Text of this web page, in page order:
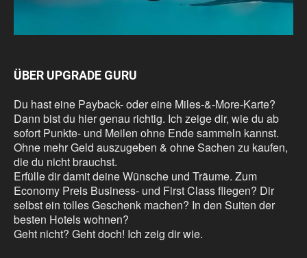
ÜBER UPGRADE GURU
Du hast eine Payback- oder eine Miles-&-More-Karte?
Dann bist du hier genau richtig. Ich zeige dir, wie du ab
sofort Punkte- und Meilen ohne Ende sammeln kannst.
Ohne mehr Geld auszugeben & ohne Sachen zu kaufen,
die du nicht brauchst.
Erfülle dir damit deine Wünsche und Träume. Zum
Economy Preis Business- und First Class fliegen? Dir
selbst ein tolles Geschenk machen? In den Suiten der
besten Hotels wohnen?
Geht nicht? Geht doch! Ich zeig dir wie.